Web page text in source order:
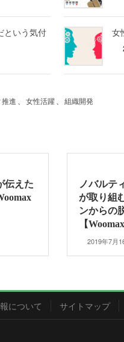
という気付
女
進 女性活躍 組織開発
伝えた
ノバルテ
が取り組
ンからの
【
2019年7月
について サイトマップ